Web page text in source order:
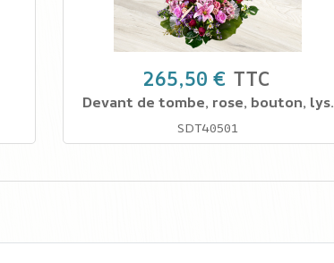
265,50 € TTC
Devant de tombe, rose, bouton, lys.
SDT40501